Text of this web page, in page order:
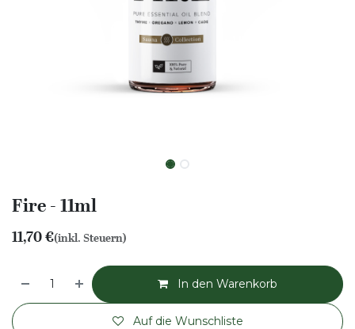
Fire - 11ml
11,70€(inkl. Steuern)
In den Warenkorb
Auf die Wunschliste